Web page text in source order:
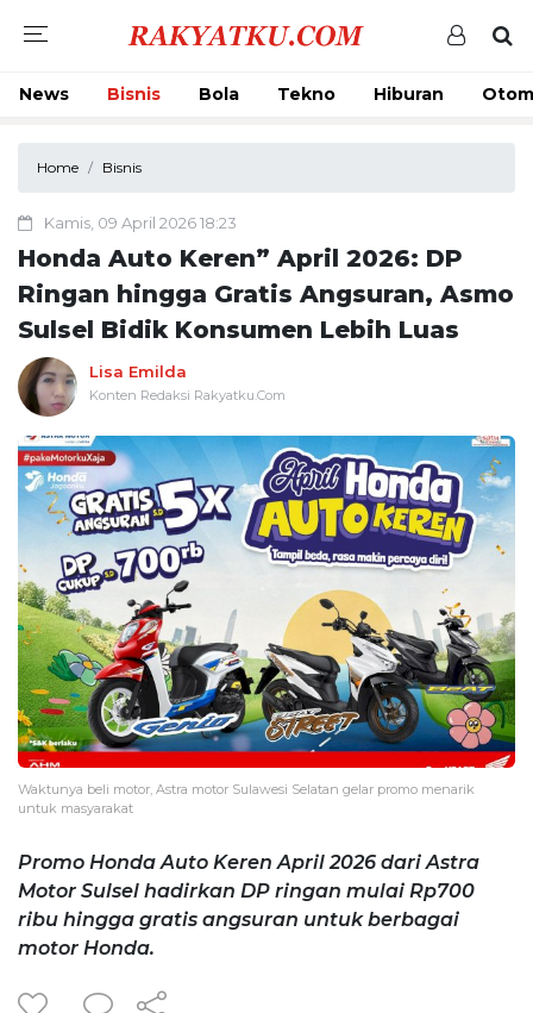
News Bisnis Bola Tekno Hiburan
Home Bisnis
Kamis, 09 April 2026 18:23
Honda Auto Keren” April 2026: DP
Ringan hingga Gratis Angsuran, Asmo
Sulsel Bidik Konsumen Lebih Luas
Lisa Emilda
Konten Redaksi Rakyatku.Com
Waktunya beli motor, Astra motor Sulawesi Selatan gelar promo menarik
untuk masyarakat
Promo Honda Auto Keren April 2026 dari Astra
Motor Sulsel hadirkan DP ringan mulai Rp700
ribu hingga gratis angsuran untuk berbagai
motor Honda.